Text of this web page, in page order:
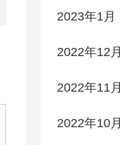
2023年1月
2022年12月
2022年11月
2022年10月